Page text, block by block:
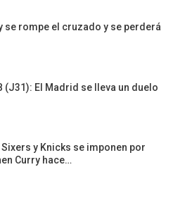
se rompe el cruzado y se perderá
(J31): El Madrid se lleva un duelo
Sixers y Knicks se imponen por
Curry hace…